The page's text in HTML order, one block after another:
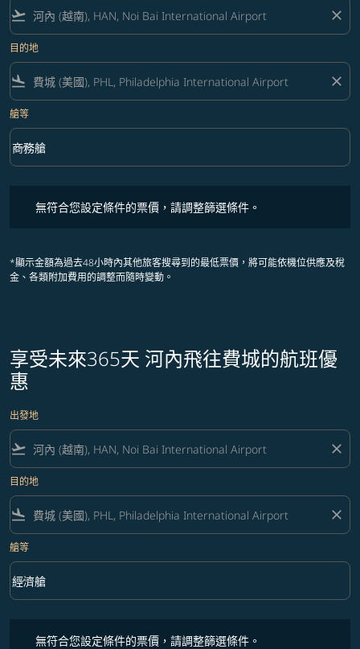
flight_takeoff close
目的地
flight_land close
艙等
艙等 option 商務艙 Selected
商務艙
keyboard_arrow_down
無符合您設定條件的票價，請調整篩選條件。
*顯示金額為過去48小時內其他旅客搜尋到的最低票價，將可能依機位供應及稅
金、各類附加費用的調整而隨時變動。
享受未來365天 河內飛往費城的航班優
惠
出發地
flight_takeoff close
目的地
flight_land close
艙等
艙等 option 經濟艙 Selected
經濟艙
keyboard_arrow_down
無符合您設定條件的票價，請調整篩選條件。